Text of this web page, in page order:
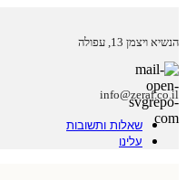
הנשיא ויצמן 13, עפולה
info@zeraf.co.il
שאלות ותשובות
עלינו